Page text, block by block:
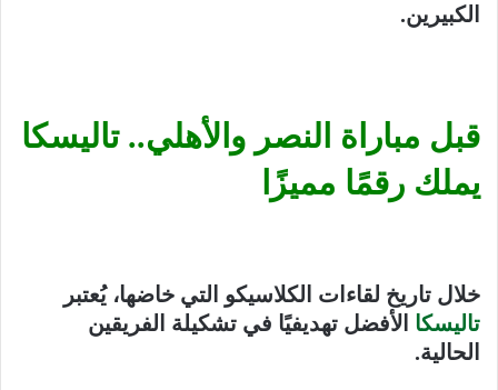
الكبيرين.
قبل مباراة النصر والأهلي.. تاليسكا
يملك رقمًا مميزًا
خلال تاريخ لقاءات الكلاسيكو التي خاضها، يُعتبر
تاليسكا الأفضل تهديفيًا في تشكيلة الفريقين
الحالية.